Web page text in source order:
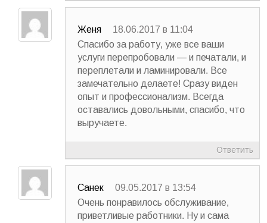
Женя
18.06.2017 в 11:04
Спасибо за работу, уже все ваши
услуги перепробовали — и печатали, и
переплетали и ламинировали. Все
замечательно делаете! Сразу виден
опыт и профессионализм. Всегда
оставались довольными, спасибо, что
выручаете.
Ответить
Санек
09.05.2017 в 13:54
Очень понравилось обслуживание,
приветливые работники. Ну и сама